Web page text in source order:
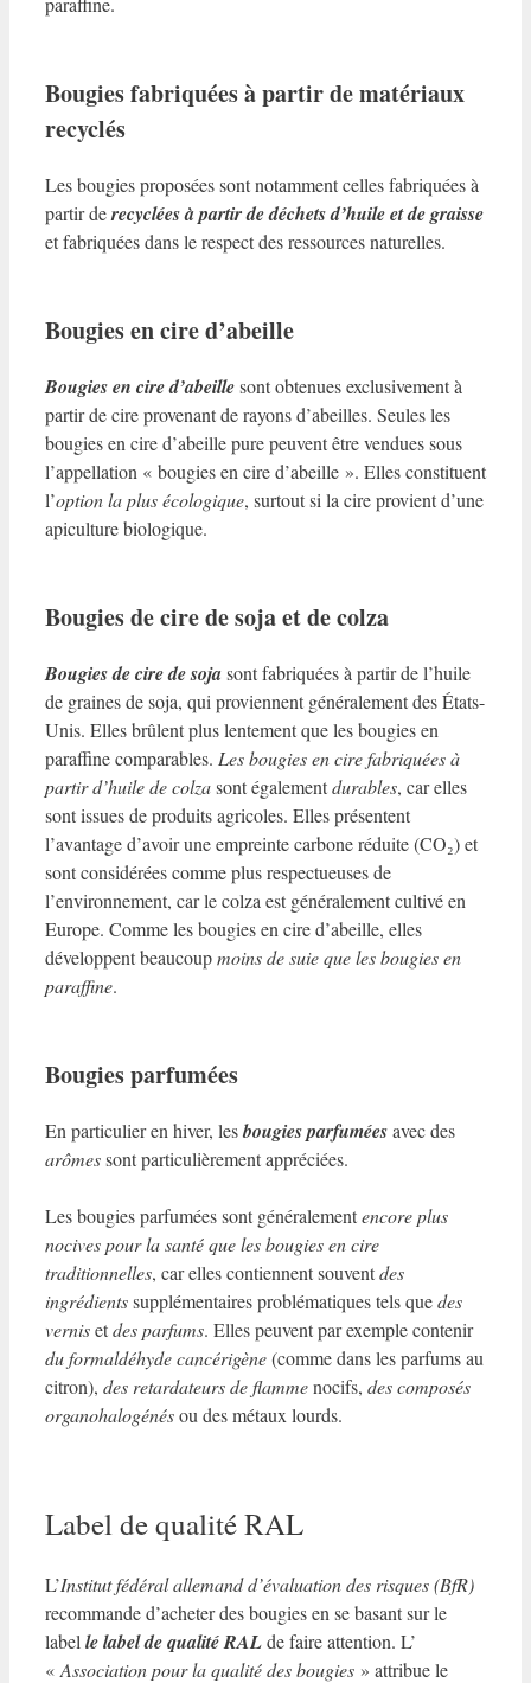
Bougies fabriquées à partir de matériaux
recyclés
Les bougies proposées sont notamment celles fabriquées à
partir derecyclées à partir de déchets d’huile et de graisse
et fabriquées dans le respect des ressources naturelles.
Bougies en cire d’abeille
Bougies en cire d’abeillesont obtenues exclusivement à
partir de cire provenant de rayons d’abeilles. Seules les
bougies en cire d’abeille pure peuvent être vendues sous
l’appellation « bougies en cire d’abeille ». Elles constituent
l’option la plus écologique, surtout si la cire provient d’une
apiculture biologique.
Bougies de cire de soja et de colza
Bougies de cire de sojasont fabriquées à partir de l’huile
de graines de soja, qui proviennent généralement des États-
Unis. Elles brûlent plus lentement que les bougies en
paraffine comparables. Les bougies en cire fabriquées à
partir d’huile de colzasont égalementdurables, car elles
sont issues de produits agricoles. Elles présentent
l’avantage d’avoir une empreinte carbone réduite (CO₂) et
sont considérées comme plus respectueuses de
l’environnement, car le colza est généralement cultivé en
Europe. Comme les bougies en cire d’abeille, elles
développent beaucoupmoins de suie que les bougies en
paraffine.
Bougies parfumées
En particulier en hiver, lesbougies parfuméesavec des
arômessont particulièrement appréciées.
Les bougies parfumées sont généralementencore plus
nocives pour la santé que les bougies en cire
traditionnelles, car elles contiennent souventdes
ingrédientssupplémentaires problématiques tels quedes
vernisetdes parfums. Elles peuvent par exemple contenir
du formaldéhyde cancérigène(comme dans les parfums au
citron), des retardateurs de flammenocifs, des composés
organohalogénésou des métaux lourds.
Label de qualité RAL
L’Institut fédéral allemand d’évaluation des risques (BfR)
recommande d’acheter des bougies en se basant sur le
label le label de qualité RALde faire attention. L’
« Association pour la qualité des bougies » attribue le